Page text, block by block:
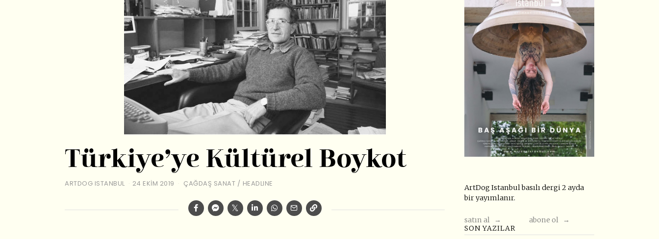
Türkiye’ye Kültürel Boykot
ARTDOG ISTANBUL 24 EKIM 2019 ÇAĞDAŞ SANAT / HEADLINE
ArtDog Istanbul basılı dergi 2 ayda
bir yayımlanır.
satın al →
abone ol →
SON YAZILAR